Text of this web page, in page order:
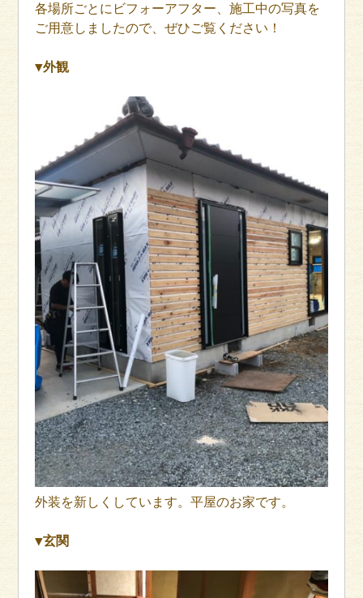
各場所ごとにビフォーアフター、施工中の写真を
ご用意しましたので、ぜひご覧ください！
▼外観
外装を新しくしています。平屋のお家です。
▼玄関